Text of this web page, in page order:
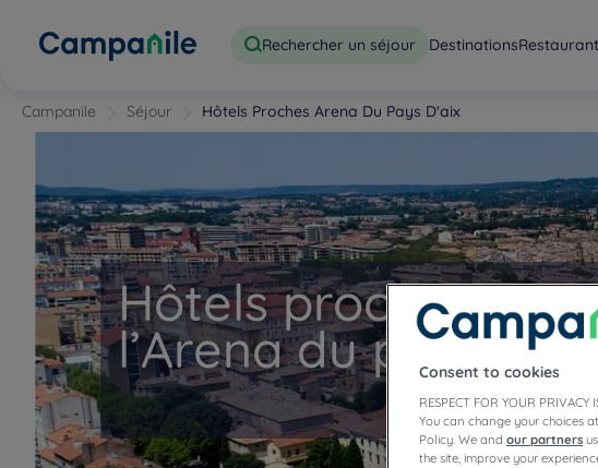
Rechercher un séjour Destinations
Campanile Séjour Hôtels Proches Arena Du Pays D'aix
Hôtels proches de
l’Arena du paysConsent to cookies
RESPECT FOR YOUR PRIVACY
You can change your choices
Policy. We and our partners
the site, improve your